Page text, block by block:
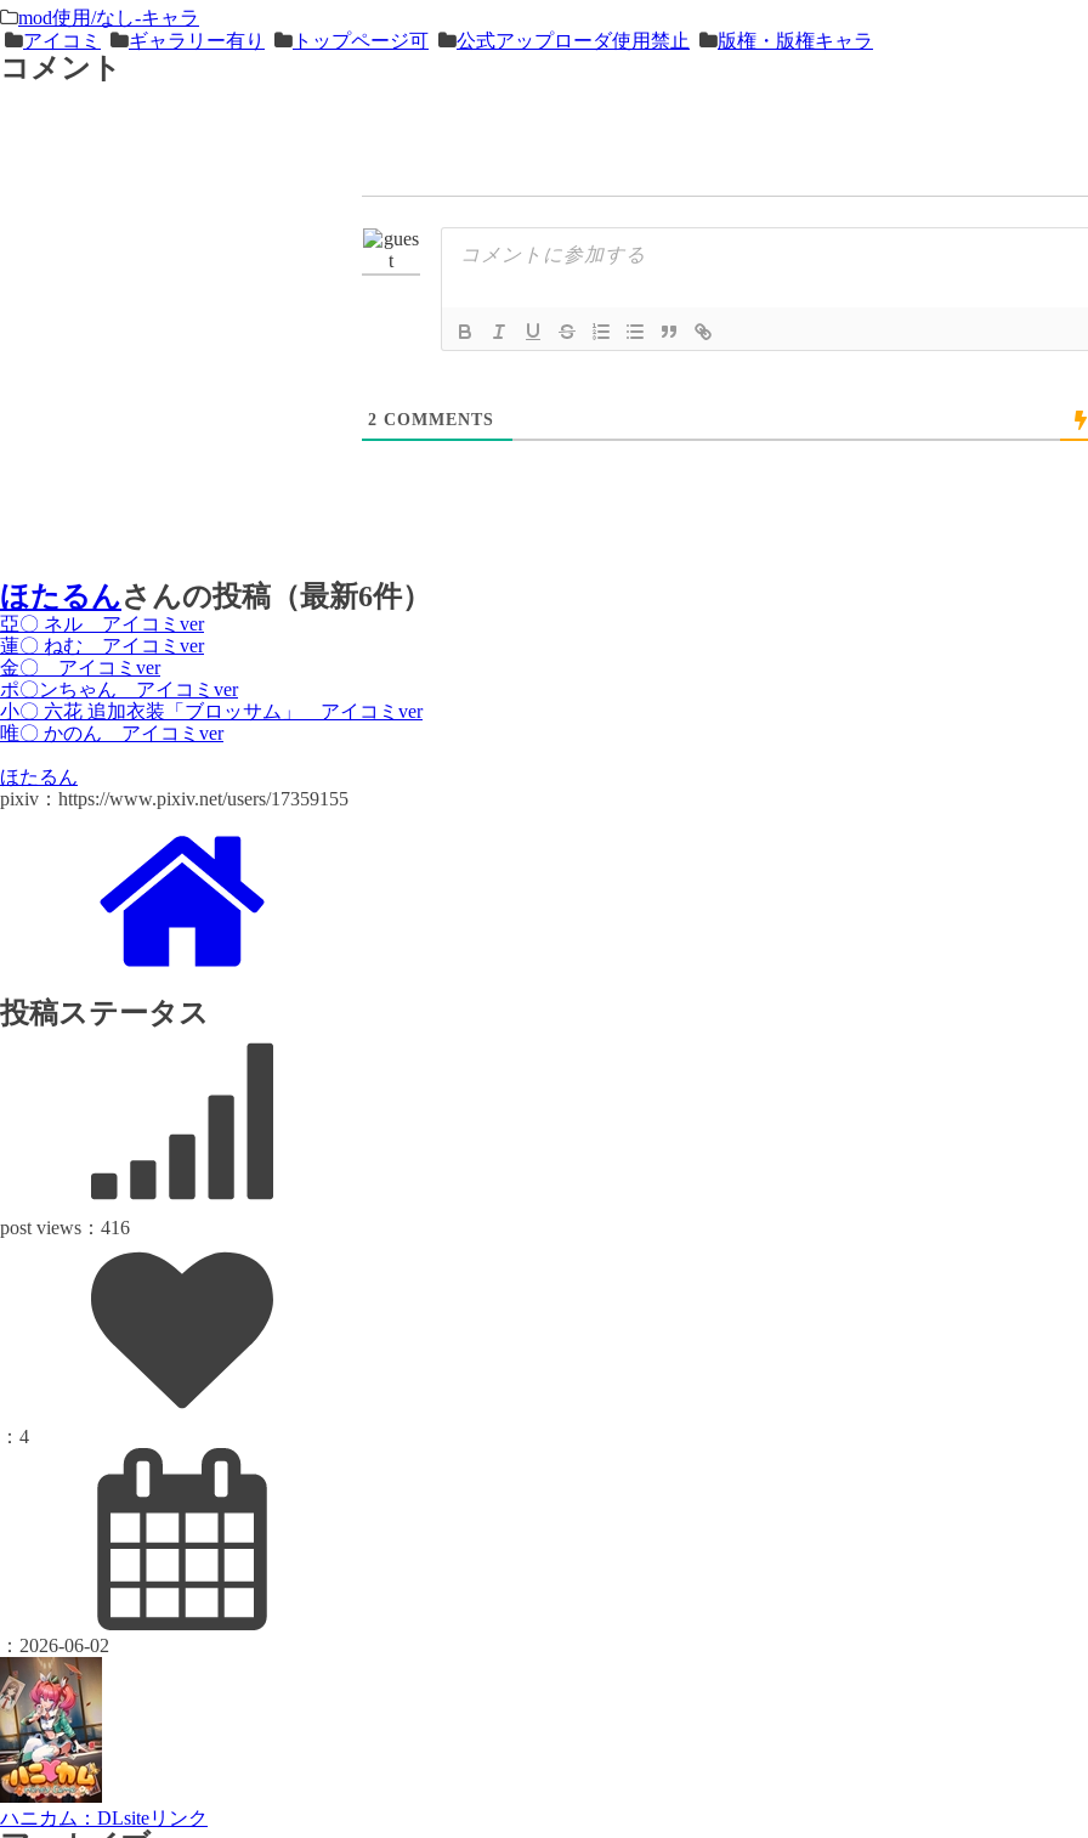
＜
次
の
前
の
記
mod使用/なし-キャラ
アイコミ
ギャラリー有り トップページ可 公式アップローダ使用禁止 版権・版権キャラ
コメント
2 COMMENTS
ほたるんさんの投稿（最新6件）
亞〇 ネル アイコミver
蓮〇 ねむ アイコミver
金〇 アイコミver
ポ〇ンちゃん アイコミver
小〇 六花 追加衣装「ブロッサム」 アイコミver
唯〇 かのん アイコミver
ほたるん
pixiv：https://www.pixiv.net/users/17359155
投稿ステータス
post views： 416
： 4
： 2026-06-02
ハニカム：DLsiteリンク